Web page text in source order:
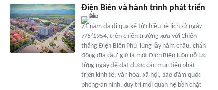
Điện Biên và hành trình phát triển
71 năm đã đi qua kể từ chiều hè lịch sử ngày
7/5/1954, trên chiến trường xưa với Chiến
thắng Điện Biên Phủ 'lừng lẫy năm châu, chấn
động địa cầu' giờ là một Điện Biên luôn nỗ lực
từng ngày để đạt được các mục tiêu phát
triển kinh tế, văn hóa, xã hội, bảo đảm quốc
phòng-an ninh, duy trì mối quan hệ bền chặt